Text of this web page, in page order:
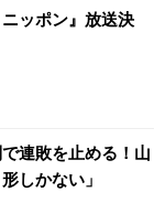
ニッポン』放送決
連敗を止める！山
しかない」